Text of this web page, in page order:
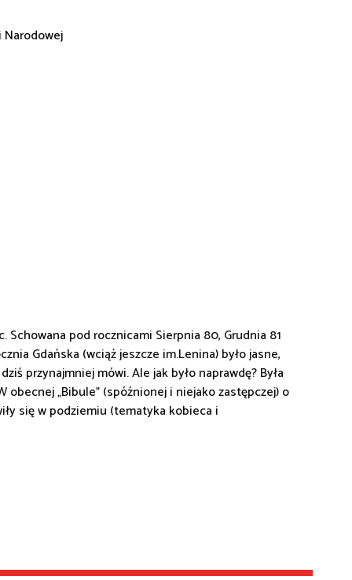
pod rocznicami Sierpnia 80, Grudnia 81
Gdańska (wciąż jeszcze im.Lenina) było jasne,
przynajmniej mówi. Ale jak było naprawdę? Była
obecnej „Bibule” (spóźnionej i niejako zastępczej) o
się w podziemiu (tematyka kobieca i